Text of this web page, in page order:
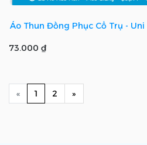
Áo Thun Đồng Phục Cổ Trụ - Uni
73.000 ₫
«Previous
1 (current)
2 »